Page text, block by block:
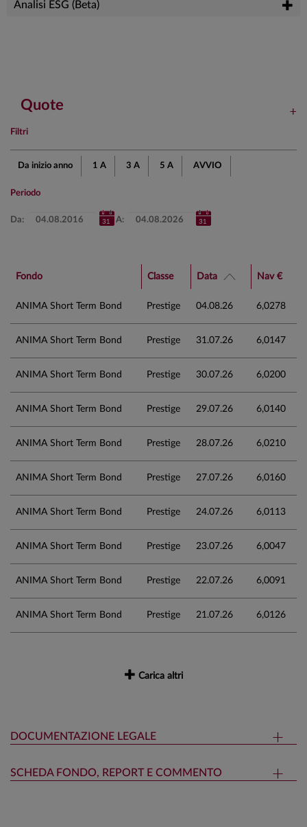
Analisi ESG (Beta)
Quote
Filtri
Da inizio anno 1 A 3 A 5 A AVVIO
Periodo
Da: A:
Fondo Classe Data Nav €
ANIMA Short Term Bond Prestige 04.08.26 6,0278
ANIMA Short Term Bond Prestige 31.07.26 6,0147
ANIMA Short Term Bond Prestige 30.07.26 6,0200
ANIMA Short Term Bond Prestige 29.07.26 6,0140
ANIMA Short Term Bond Prestige 28.07.26 6,0210
ANIMA Short Term Bond Prestige 27.07.26 6,0160
ANIMA Short Term Bond Prestige 24.07.26 6,0113
ANIMA Short Term Bond Prestige 23.07.26 6,0047
ANIMA Short Term Bond Prestige 22.07.26 6,0091
ANIMA Short Term Bond Prestige 21.07.26 6,0126
Carica altri
DOCUMENTAZIONE LEGALE
SCHEDA FONDO, REPORT E COMMENTO